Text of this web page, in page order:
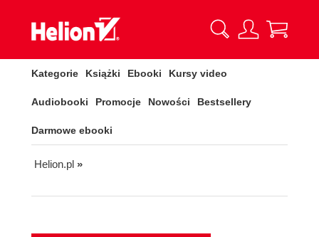
Kategorie Książki Ebooki Kursy video
Audiobooki Promocje Nowości Bestsellery
Darmowe ebooki
Helion.pl »